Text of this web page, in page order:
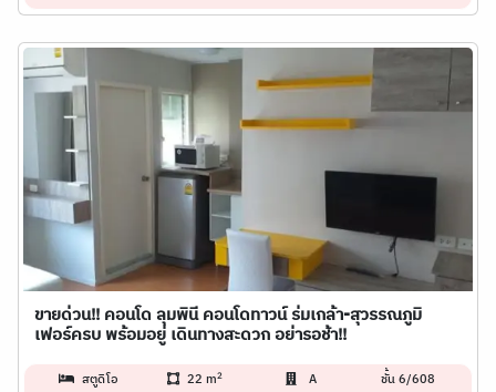
ขายด่วน!! คอนโด ลุมพินี คอนโดทาวน์ ร่มเกล้า-สุวรรณภูมิ
เฟอร์ครบ พร้อมอยู่ เดินทางสะดวก อย่ารอช้า!!
สตูดิโอ 22 m2 A ชั้น 6/608